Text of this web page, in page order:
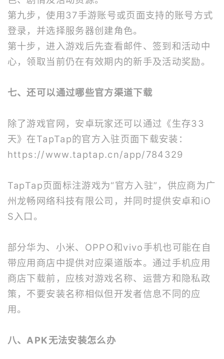
第九步，使用37手游账号或页面支持的账号方式
登录，并选择服务器创建角色。
第十步，进入游戏后先查看邮件、签到和活动中
心，领取当前仍在有效期内的新手及活动奖励。
七、还可以通过哪些官方渠道下载
除了游戏官网，安卓玩家还可以通过《生存33
天》在TapTap的官方入驻页面下载安装：
https://www.taptap.cn/app/784329
TapTap页面标注游戏为“官方入驻”，供应商为广
州龙畅网络科技有限公司，并同时提供安卓和iO
S入口。
部分华为、小米、OPPO和vivo手机也可能在自
带应用商店中提供对应渠道版本。通过手机应用
商店下载前，应核对游戏名称、运营方和隐私政
策，不要安装名称相似但开发者信息不同的应
用。
八、APK无法安装怎么办